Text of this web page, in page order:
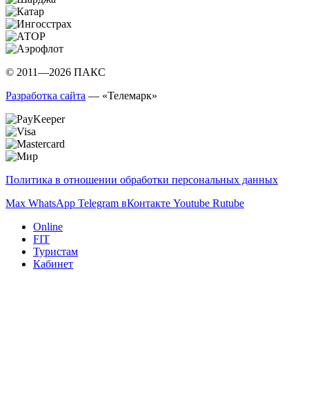
© 2011—2026 ПАКС
Разработка сайта — «Телемарк»
Политика в отношении обработки персональных данных
Max WhatsApp Telegram вКонтакте Youtube Rutube
Online
FIT
Туристам
Кабинет